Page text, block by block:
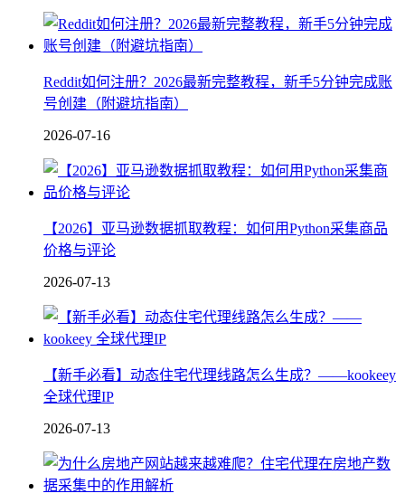
Reddit如何注册？2026最新完整教程，新手5分钟完成账
号创建（附避坑指南）
2026-07-16
【2026】亚马逊数据抓取教程：如何用Python采集商品
价格与评论
2026-07-13
【新手必看】动态住宅代理线路怎么生成？——kookeey
全球代理IP
2026-07-13